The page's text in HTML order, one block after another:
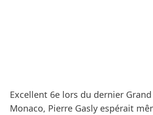
Excellent 6e lors du dernier
Monaco, Pierre Gasly espérait